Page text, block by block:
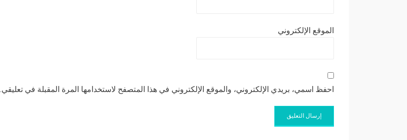
الموقع الإلكتروني
احفظ اسمي، بريدي الإلكتروني، والموقع الإلكتروني في هذا المتصفح لاستخدامها المرة المقبلة في تعليقي.